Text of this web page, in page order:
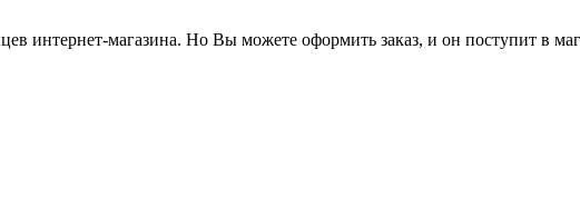
интернет-магазина. Но Вы можете оформить заказ, и он поступит в